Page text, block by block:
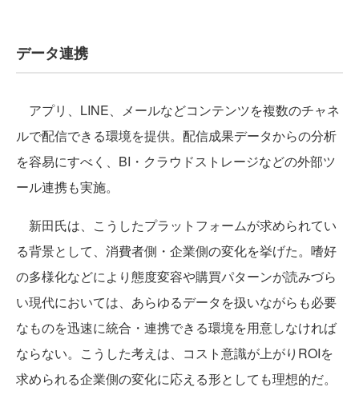
データ連携
アプリ、LINE、メールなどコンテンツを複数のチャネ
ルで配信できる環境を提供。配信成果データからの分析
を容易にすべく、BI・クラウドストレージなどの外部ツ
ール連携も実施。
新田氏は、こうしたプラットフォームが求められてい
る背景として、消費者側・企業側の変化を挙げた。嗜好
の多様化などにより態度変容や購買パターンが読みづら
い現代においては、あらゆるデータを扱いながらも必要
なものを迅速に統合・連携できる環境を用意しなければ
ならない。こうした考えは、コスト意識が上がりROIを
求められる企業側の変化に応える形としても理想的だ。